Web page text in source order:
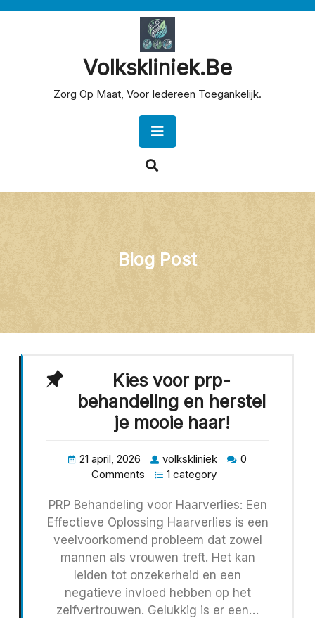
Volkskliniek.be
Zorg Op Maat, Voor Iedereen Toegankelijk.
Button
Blog Post
Kies voor prp-
behandeling en herstel
je mooie haar!
21 april, 2026 volkskliniek
0
Comments
1 category
PRP Behandeling voor Haarverlies: Een
Effectieve Oplossing Haarverlies is een
veelvoorkomend probleem dat zowel
mannen als vrouwen treft. Het kan
leiden tot onzekerheid en een
negatieve invloed hebben op het
zelfvertrouwen. Gelukkig is er een…